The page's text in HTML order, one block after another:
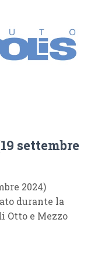
settembre
2024)
durante la
Otto e Mezzo